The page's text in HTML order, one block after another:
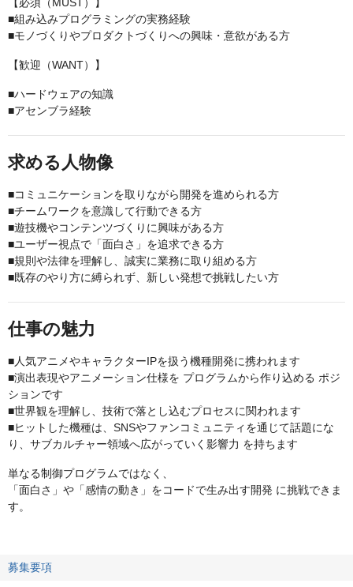
■組み込みプログラミングの実務経験
■モノづくりやプロダクトづくりへの興味・意欲がある方
【歓迎（WANT）】
■ハードウェアの知識
■アセンブラ経験
求める人物像
■コミュニケーションを取りながら開発を進められる方
■チームワークを意識して行動できる方
■遊技機やコンテンツづくりに興味がある方
■ユーザー視点で「面白さ」を追求できる方
■規則や法律を理解し、誠実に業務に取り組める方
■既存のやり方に縛られず、新しい発想で挑戦したい方
仕事の魅力
■人気アニメやキャラクターIPを扱う機種開発に携われます
■演出表現やアニメーション仕様を プログラムから作り込める ポジ
ションです
■世界観を理解し、技術で落とし込むプロセスに関われます
■ヒットした機種は、SNSやファンコミュニティを通じて話題にな
り、サブカルチャー領域へ広がっていく影響力 を持ちます
単なる制御プログラムではなく、
「面白さ」や「感情の動き」をコードで生み出す開発 に挑戦できま
す。
募集要項